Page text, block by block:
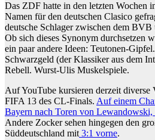
Das ZDF hatte in den letzten Wochen
Namen für den deutschen Clasico
deutsche Schlager zwischen dem
Ob sich dieses Synonym durchsetzen
ein paar andere Ideen: Teutonen-
Schwarzgeld (der Klassiker aus dem
Rebell. Wurst-Ulis Muskelspiele.
Auf YouTube kursieren derzeit diverse
FIFA 13 des CL-Finals. Auf einem
Bayern nach Toren von
Andere Zocker sehen hingegen den
Süddeutschland mit3:1 vorne.